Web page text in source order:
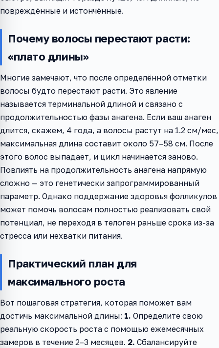
повреждённые и истончённые.
Почему волосы перестают расти:
«плато длины»
Многие замечают, что после определённой отметки
волосы будто перестают расти. Это явление
называется терминальной длиной и связано с
продолжительностью фазы анагена. Если ваш анаген
длится, скажем, 4 года, а волосы растут на 1.2 см/мес,
максимальная длина составит около 57–58 см. После
этого волос выпадает, и цикл начинается заново.
Повлиять на продолжительность анагена напрямую
сложно — это генетически запрограммированный
параметр. Однако поддержание здоровья фолликулов
может помочь волосам полностью реализовать свой
потенциал, не переходя в телоген раньше срока из-за
стресса или нехватки питания.
Практический план для
максимального роста
Вот пошаговая стратегия, которая поможет вам
достичь максимальной длины: 1. Определите свою
реальную скорость роста с помощью ежемесячных
замеров в течение 2–3 месяцев. 2. Сбалансируйте